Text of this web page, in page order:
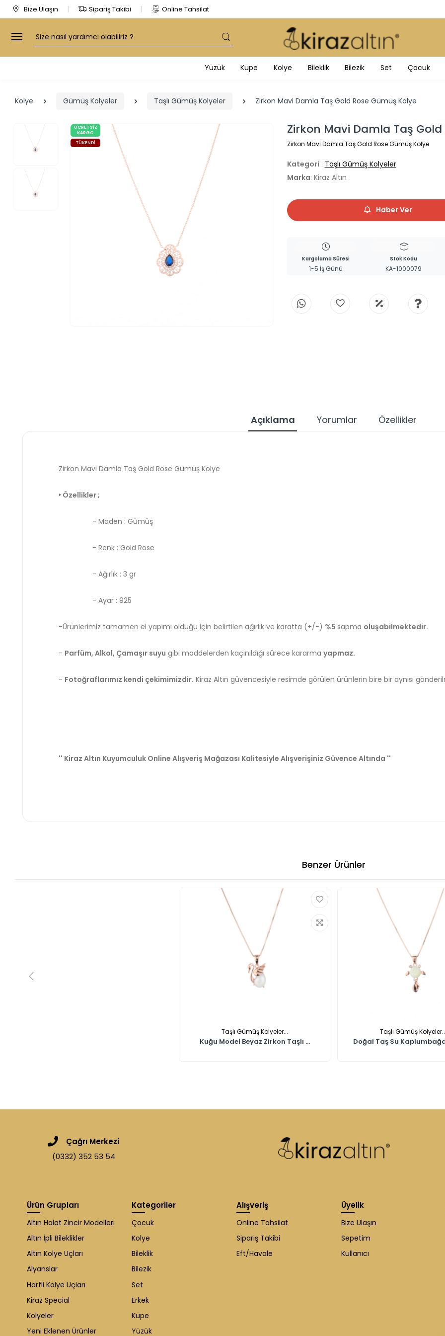
Bize Ulaşın Sipariş Takibi Online Tahsilat
Arama
Yüzük Küpe Kolye Bileklik Bilezik Set Çocuk
Kolye Gümüş Kolyeler Taşlı Gümüş Kolyeler Zirkon Mavi Damla Taş Gold Rose Gümüş Kolye
ÜCRETSIZ
KARGO
TÜKENDI
Zirkon Mavi Damla Taş
Zirkon Mavi Damla Taş Gold Rose Gümüş Kolye
Kategori : Taşlı Gümüş Kolyeler
Marka: Kiraz Altın
Haber Ver
Kargolama Süresi
1-5 İş Günü
Stok Kodu
KA-1000079
Açıklama Yorumlar Özellikler
Zirkon Mavi Damla Taş Gold Rose Gümüş Kolye
‣ Özellikler ;
- Maden : Gümüş
- Renk : Gold Rose
- Ağırlık : 3 gr
- Ayar : 925
-Ürünlerimiz tamamen el yapımı olduğu için belirtilen ağırlık ve karatta (+/-) %5 sapma oluşabilmektedir.
- Parfüm, Alkol, Çamaşır suyu gibi maddelerden kaçınıldığı sürece kararma yapmaz.
- Fotoğraflarımız kendi çekimimizdir. Kiraz Altın güvencesiyle resimde görülen ürünlerin bire bir aynısı
'' Kiraz Altın Kuyumculuk Online Alışveriş Mağazası Kalitesiyle Alışverişiniz Güvence Altında ''
Benzer Ürünler
Taşlı Gümüş Kolyeler...
Kuğu Model Beyaz Zirkon Taşlı ...
Taşlı Gümüş
Doğal Taş Su
Çağrı Merkezi
(0332) 352 53 54
Ürün Grupları
Altın Halat Zincir Modelleri
Altın İpli Bileklikler
Altın Kolye Uçları
Alyanslar
Harfli Kolye Uçları
Kiraz Special
Kolyeler
Yeni Eklenen Ürünler
Kategoriler
Çocuk
Kolye
Bileklik
Bilezik
Set
Erkek
Küpe
Yüzük
Alışveriş
Online Tahsilat
Sipariş Takibi
Eft/Havale
Üyelik
Bize Ulaşın
Sepetim
Kullanıcı